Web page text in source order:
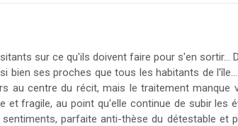
sur ce qu'ils doivent faire pour s'en sortir...
ses proches que tous les habitants de
centre du récit, mais le traitement manque
et fragile, au point qu'elle continue de subir les
parfaite anti-thèse du détestable et